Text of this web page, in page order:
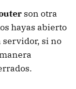
son otra
hayas abierto
si no